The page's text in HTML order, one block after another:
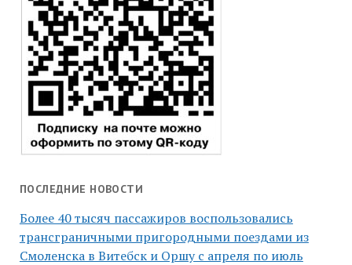
ПОСЛЕДНИЕ НОВОСТИ
Более 40 тысяч пассажиров воспользовались
трансграничными пригородными поездами из
Смоленска в Витебск и Оршу с апреля по июль